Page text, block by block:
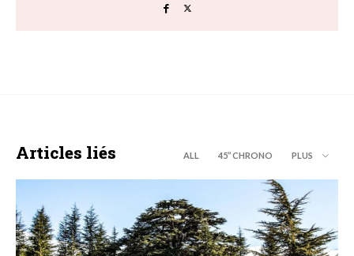
Articles liés ALL 45’’ CHRONO PLUS